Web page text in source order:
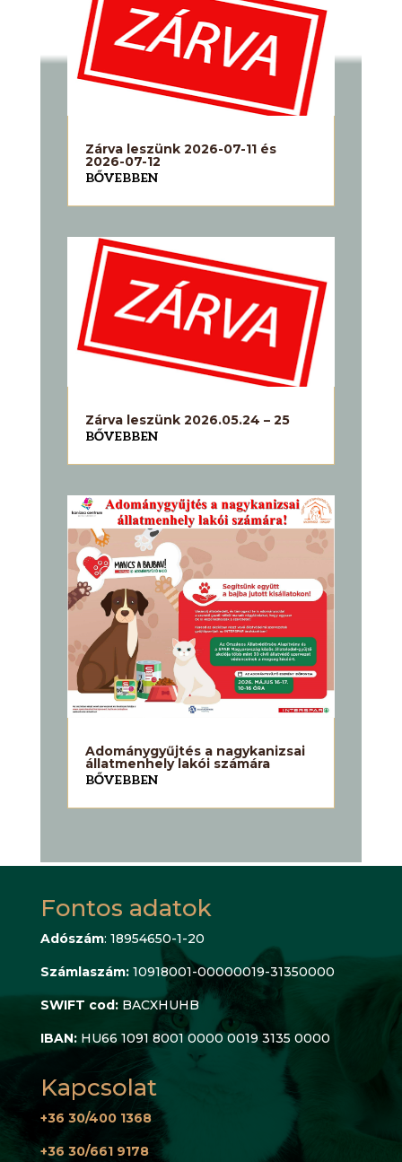
Zárva leszünk 2026-07-11 és
2026-07-12
BŐVEBBEN
Zárva leszünk 2026.05.24 – 25
BŐVEBBEN
Adománygyűjtés a nagykanizsai
állatmenhely lakói számára
BŐVEBBEN
Fontos adatok
Adószám: 18954650-1-20
Számlaszám: 10918001-00000019-31350000
SWIFT cod: BACXHUHB
IBAN: HU66 1091 8001 0000 0019 3135 0000
Kapcsolat
+36 30/400 1368
+36 30/661 9178